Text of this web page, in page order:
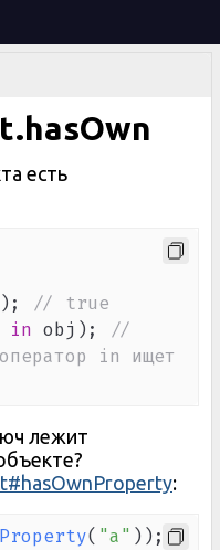
есть
) ;
// true
in obj ) ;
//
in ищет
лежит
:
( "a" ) ) ;